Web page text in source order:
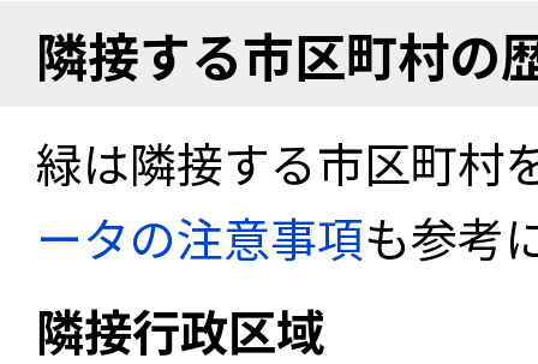
隣接する市区町村の
緑は隣接する市区町村
ータの注意事項も参考
隣接行政区域